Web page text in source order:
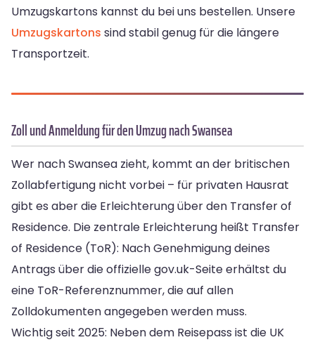
Umzugskartons kannst du bei uns bestellen. Unsere
Umzugskartons sind stabil genug für die längere
Transportzeit.
Zoll und Anmeldung für den Umzug nach Swansea
Wer nach Swansea zieht, kommt an der britischen
Zollabfertigung nicht vorbei – für privaten Hausrat
gibt es aber die Erleichterung über den Transfer of
Residence. Die zentrale Erleichterung heißt Transfer
of Residence (ToR): Nach Genehmigung deines
Antrags über die offizielle gov.uk-Seite erhältst du
eine ToR-Referenznummer, die auf allen
Zolldokumenten angegeben werden muss.
Wichtig seit 2025: Neben dem Reisepass ist die UK